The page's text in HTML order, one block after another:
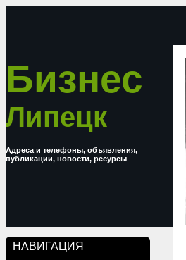
Бизнес
Липецк
Адреса и телефоны, объявления,
публикации, новости, ресурсы
НАВИГАЦИЯ